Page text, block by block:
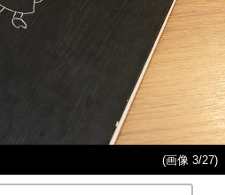
(画像 3/27)